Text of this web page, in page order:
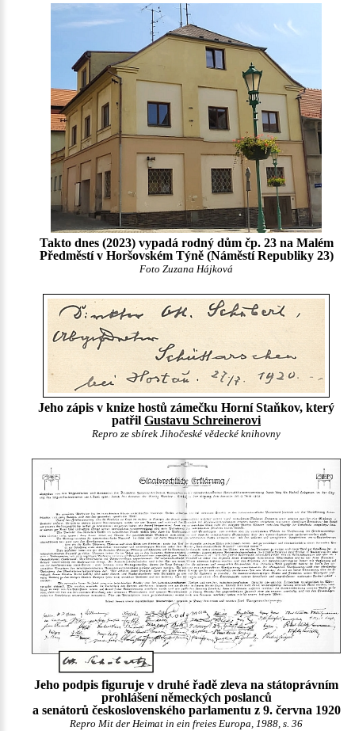
Takto dnes (2023) vypadá rodný dům čp. 23 na Malém
Předměstí v Horšovském Týně (Náměstí Republiky 23)
Foto Zuzana Hájková
Jeho zápis v knize hostů zámečku Horní Staňkov, který
patřil Gustavu Schreinerovi
Repro ze sbírek Jihočeské vědecké knihovny
Jeho podpis figuruje v druhé řadě zleva na státoprávním
prohlášení německých poslanců
a senátorů československého parlamentu z 9. června 1920
Repro Mit der Heimat in ein freies Europa, 1988, s. 36